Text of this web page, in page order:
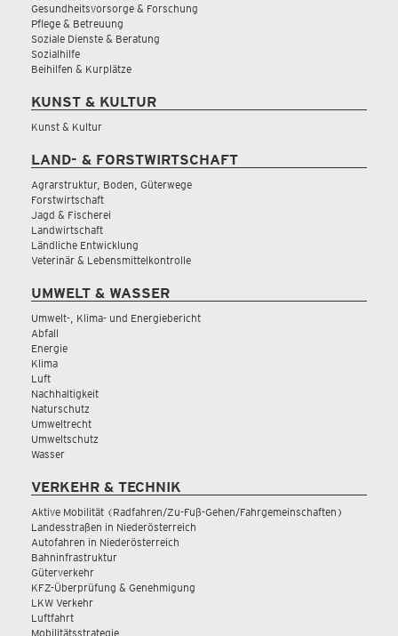
Gesundheitsvorsorge & Forschung
Pflege & Betreuung
Soziale Dienste & Beratung
Sozialhilfe
Beihilfen & Kurplätze
KUNST & KULTUR
Kunst & Kultur
LAND- & FORSTWIRTSCHAFT
Agrarstruktur, Boden, Güterwege
Forstwirtschaft
Jagd & Fischerei
Landwirtschaft
Ländliche Entwicklung
Veterinär & Lebensmittelkontrolle
UMWELT & WASSER
Umwelt-, Klima- und Energiebericht
Abfall
Energie
Klima
Luft
Nachhaltigkeit
Naturschutz
Umweltrecht
Umweltschutz
Wasser
VERKEHR & TECHNIK
Aktive Mobilität (Radfahren/Zu-Fuß-Gehen/Fahrgemeinschaften)
Landesstraßen in Niederösterreich
Autofahren in Niederösterreich
Bahninfrastruktur
Güterverkehr
KFZ-Überprüfung & Genehmigung
LKW Verkehr
Luftfahrt
Mobilitätsstrategie